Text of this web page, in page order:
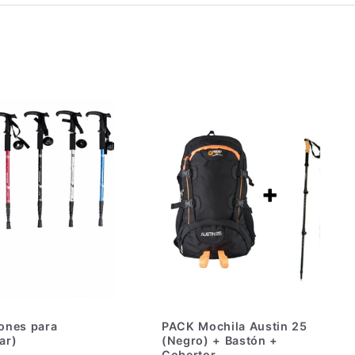
para
PACK Mochila Austin 25
(Negro) + Bastón +